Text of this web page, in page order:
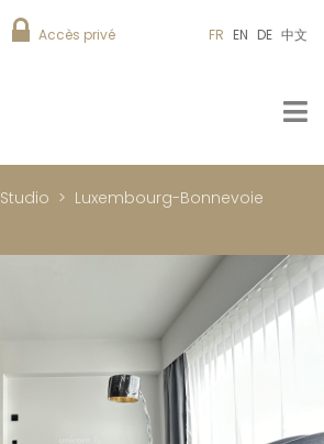
Accès privé FR EN DE 中文
Studio
Luxembourg-Bonnevoie